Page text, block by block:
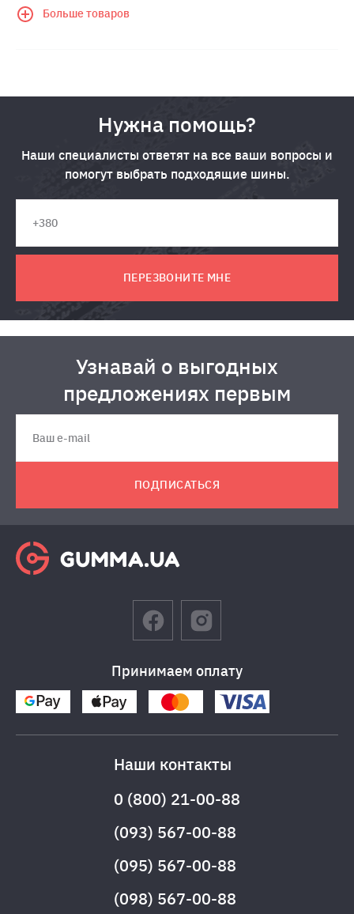
Больше товаров
Нужна помощь?
Наши специалисты ответят на все ваши вопросы и
помогут выбрать подходящие шины.
ПЕРЕЗВОНИТЕ МНЕ
Узнавай о выгодных
предложениях первым
ПОДПИСАТЬСЯ
Принимаем оплату
Наши контакты
0 (800) 21-00-88
(093) 567-00-88
(095) 567-00-88
(098) 567-00-88